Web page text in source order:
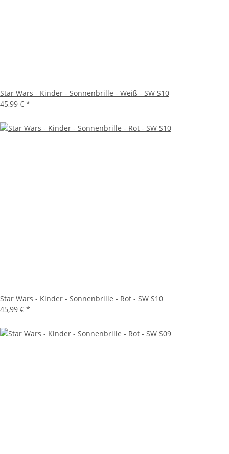
Star Wars - Kinder - Sonnenbrille - Weiß - SW S10
45,99 € *
Star Wars - Kinder - Sonnenbrille - Rot - SW S10
45,99 € *